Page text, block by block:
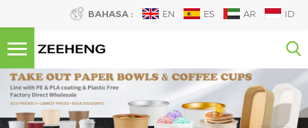
BAHASA : EN ES AR ID